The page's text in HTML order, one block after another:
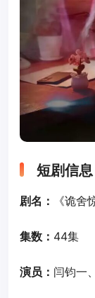
短剧信息
剧名： 《诡舍
集数： 44集
演员： 闫钧一